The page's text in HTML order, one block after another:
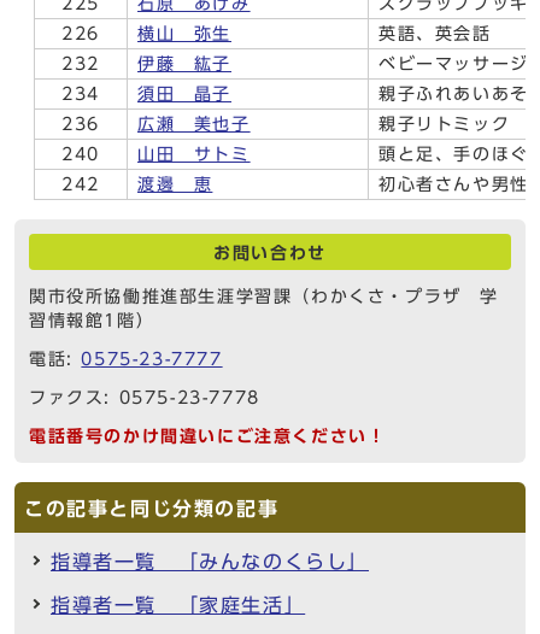
226
横山 弥生
英語、英会話
232
伊藤 紘子
ベビーマッサージ
234
須田 晶子
親子ふれあいあそ
236
広瀬 美也子
親子リトミック
240
山田 サトミ
頭と足、手のほ
242
渡邊 恵 初心者さんや男
お問い合わせ
関市役所協働推進部生涯学習課（わかくさ・プラザ 学
習情報館1階）
電話:0575-23-7777
ファクス: 0575-23-7778
電話番号のかけ間違いにご注意ください！
この記事と同じ分類の記事
指導者一覧 「みんなのくらし」
指導者一覧 「家庭生活」